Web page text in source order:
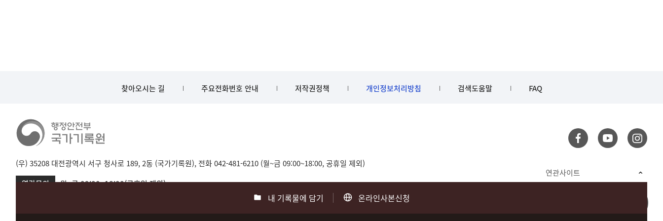
내 기록물에 담기 온라인사본신청
찾아오시는 길 주요전화번호 안내 저작권정책 개인정보처리방침 검색도움말 FAQ
(우) 35208 대전광역시 서구 청사로 189, 2동 (국가기록원), 전화 042-481-6210 (월~금 09:00~18:00, 공휴일 제외)
열람문의
월~금 09:00~18:00(공휴일 제외)
부산 051-550-8023
광주 062-975-5791
Copyright 2022. National Archives of Korea all rights reserved.
연관사이트